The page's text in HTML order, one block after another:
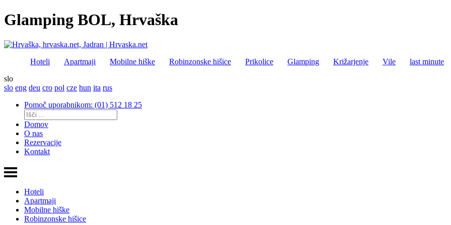
Glamping BOL, Hrvaška
Hoteli Apartmaji Mobilne hiške Robinzonske hišice Prikolice Glamping Križarjenje Vile
last minute
slo
slo eng deu cro pol cze hun ita rus
Pomoč uporabnikom: (01) 512 18 25
Domov
O nas
Rezervacije
Kontakt
Hoteli
Apartmaji
Mobilne hiške
Robinzonske hišice